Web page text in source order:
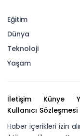
Eğitim
Dünya
Teknoloji
Yaşam
İletişim Künye
Kullanıcı Sözleşmesi
Haber içerikleri izin